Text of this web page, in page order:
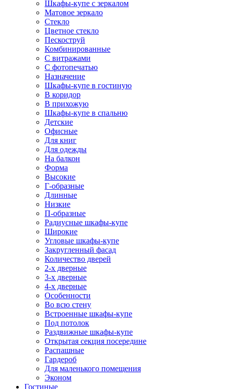
Шкафы-купе с зеркалом
Матовое зеркало
Стекло
Цветное стекло
Пескоструй
Комбинированные
С витражами
С фотопечатью
Назначение
Шкафы-купе в гостиную
В коридор
В прихожую
Шкафы-купе в спальню
Детские
Офисные
Для книг
Для одежды
На балкон
Форма
Высокие
Г-образные
Длинные
Низкие
П-образные
Радиусные шкафы-купе
Широкие
Угловые шкафы-купе
Закругленный фасад
Количество дверей
2-х дверные
3-х дверные
4-х дверные
Особенности
Во всю стену
Встроенные шкафы-купе
Под потолок
Раздвижные шкафы-купе
Открытая секция посередине
Распашные
Гардероб
Для маленького помещения
Эконом
Гостиные